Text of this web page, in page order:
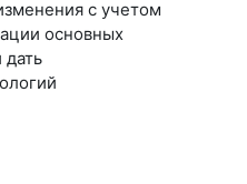
с учетом
основных